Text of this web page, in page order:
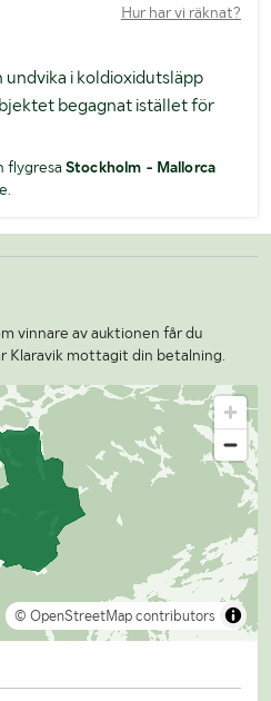
Hur har vi räknat?
undvika i koldioxidutsläpp
begagnat istället för
flygresa Stockholm - Mallorca
vinnare av auktionen får du
Klaravik mottagit din betalning.
© OpenStreetMap contributors